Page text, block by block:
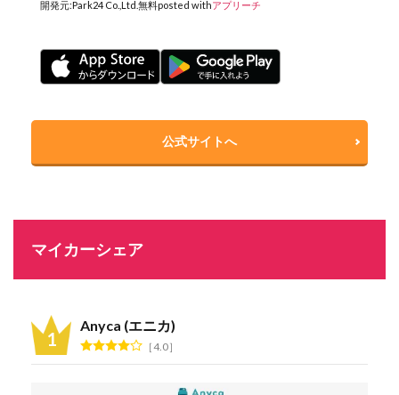
開発元:Park24 Co.,Ltd. 無料posted withアプリーチ
公式サイトへ
マイカーシェア
Anyca (エニカ)
4.0